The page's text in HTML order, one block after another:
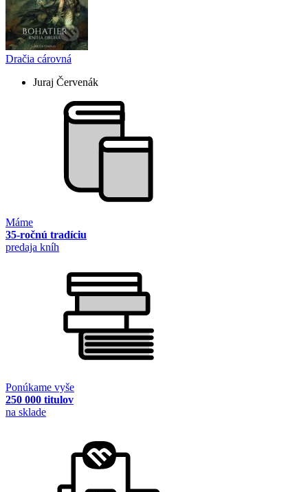
Dračia cárovná
Juraj Červenák
Máme
35-ročnú tradíciu
predaja kníh
Ponúkame vyše
250 000 titulov
na sklade